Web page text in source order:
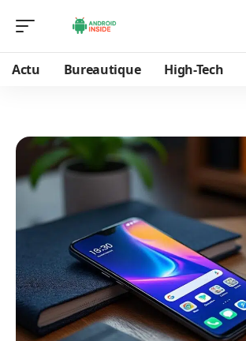
Actu Bureautique High-Tech